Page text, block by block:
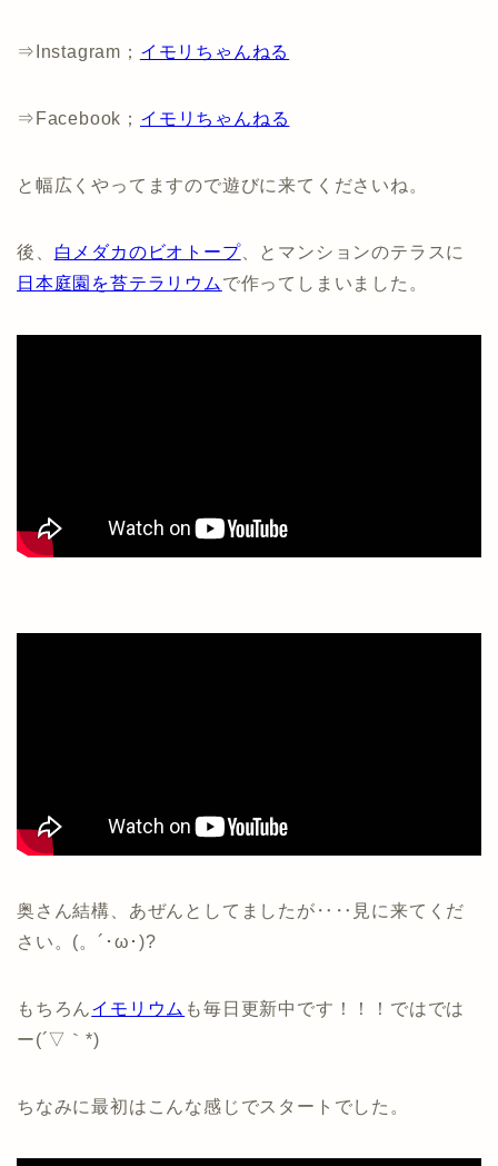
⇒Instagram； イモリちゃんねる
⇒Facebook； イモリちゃんねる
と幅広くやってますので遊びに来てくださいね。
後、 白メダカのビオトープ、とマンションのテラスに
日本庭園を苔テラリウム で作ってしまいました。
奥さん結構、あぜんとしてましたが‥‥見に来てくだ
さい。(。´･ω･)?
もちろんイモリウム も毎日更新中です！！！ではでは
ー(´▽｀*)
ちなみに最初はこんな感じでスタートでした。